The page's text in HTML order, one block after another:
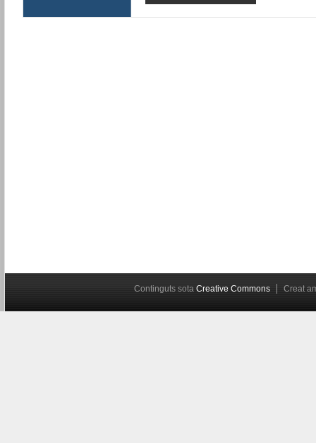
Continguts sota Creative Commons Creat